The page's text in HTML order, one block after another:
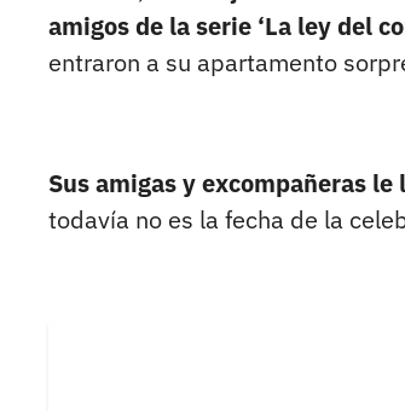
amigos de la serie ‘La ley del
entraron a su apartamento
Sus amigas y excompañeras
todavía no es la fecha de la